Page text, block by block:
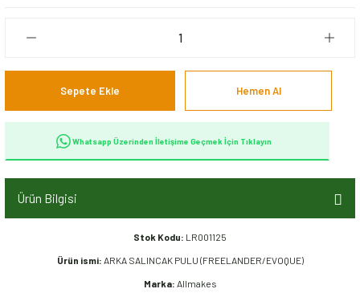
Sepete Ekle Hemen Al
Whatsapp Üzerinden İletişime Geçmek İçin Tıklayın
Ürün Bilgisi
Stok Kodu: LR001125
Ürün ismi: ARKA SALINCAK PULU (FREELANDER/EVOQUE)
Marka: Allmakes